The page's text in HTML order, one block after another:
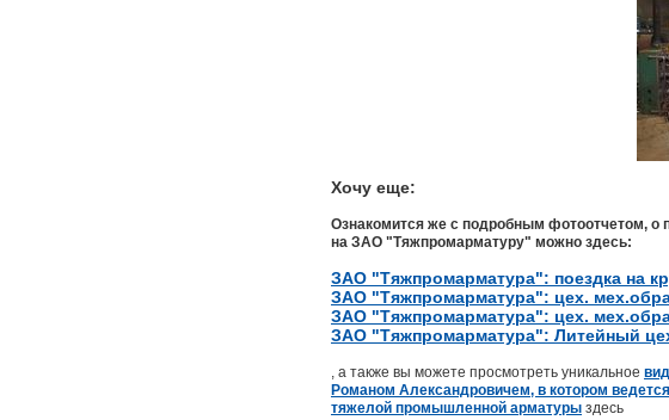
Хочу еще:
Ознакомится же с подробным фотоотчетом, о
на ЗАО "Тяжпромарматуру" можно здесь:
ЗАО "Тяжпромарматура": поездка на
ЗАО "Тяжпромарматура": цех.
ЗАО "Тяжпромарматура": цех.
ЗАО "Тяжпромарматура": Литейный
, а также вы можете просмотреть уникальное
Романом Александровичем, в котором
тяжелой промышленной арматуры здесь